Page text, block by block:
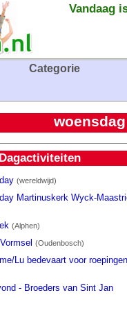
Vandaag
Categorie
Dagactiviteiten
(wereldwijd)
Martinuskerk Wyck-
(Alphen)
(Oudenbosch)
Lu bedevaart voor roepingen
- Broeders van Sint Jan